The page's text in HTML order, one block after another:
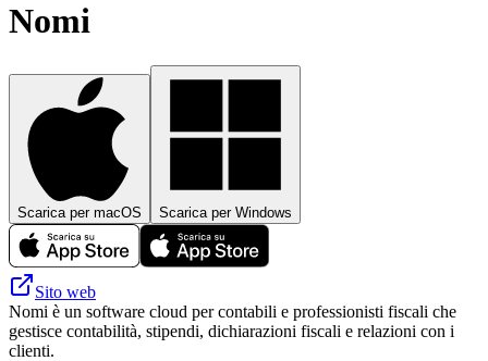
Nomi
Scarica per macOS Scarica per Windows
Sito web
Nomi è un software cloud per contabili e professionisti fiscali che
gestisce contabilità, stipendi, dichiarazioni fiscali e relazioni con i
clienti.